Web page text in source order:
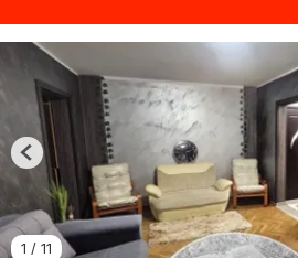
1 / 11
Previous